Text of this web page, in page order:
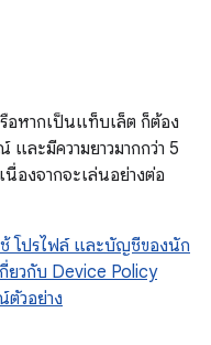
อหากเป็นแท็บเล็ต ก็ต้อง
ละมีความยาวมากกว่า 5
นื่องจากจะเล่นอย่างต่อ
ช้ โปรไฟล์ และบัญชีของนัก
ยวกับ Device Policy
ตัวอย่าง